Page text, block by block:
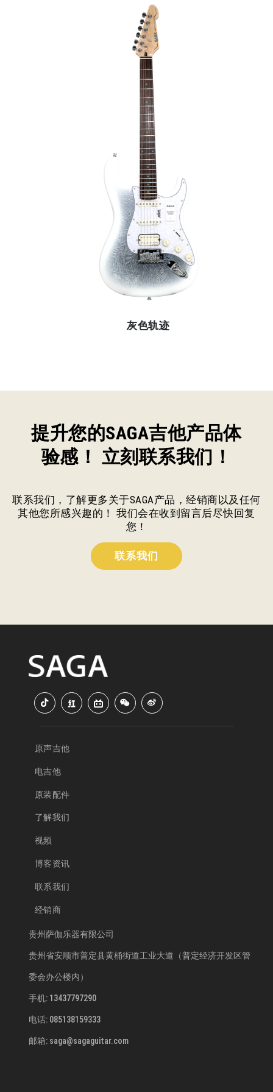
灰色轨迹
提升您的SAGA吉他产品体
验感！ 立刻联系我们！
联系我们，了解更多关于SAGA产品，经销商以及任何
其他您所感兴趣的！ 我们会在收到留言后尽快回复
您！
联系我们
原声吉他
电吉他
原装配件
了解我们
视频
博客资讯
联系我们
经销商
贵州萨伽乐器有限公司
贵州省安顺市普定县黄桶街道工业大道（普定经济开发区管
委会办公楼内）
手机: 13437797290
电话: 085138159333
邮箱: saga@sagaguitar.com